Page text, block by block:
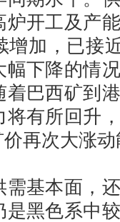
开工及产
加，已接
下降的情
巴西矿到
有所回升
再次大涨
基本面，还
黑色系中